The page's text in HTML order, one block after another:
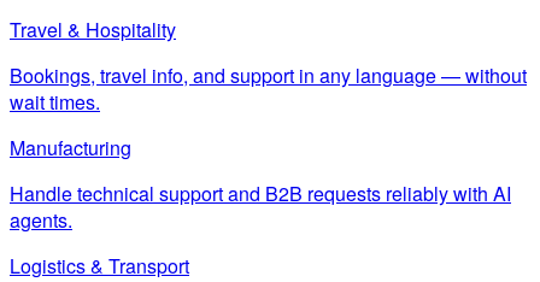
Travel & Hospitality
Bookings, travel info, and support in any language — without
wait times.
Manufacturing
Handle technical support and B2B requests reliably with AI
agents.
Logistics & Transport